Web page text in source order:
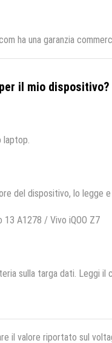
ha una garanzia
il mio dispositivo?
laptop.
del dispositivo, lo legge
A1278 / Vivo iQOO Z7
sulla targa dati. Leggi
il valore riportato sul